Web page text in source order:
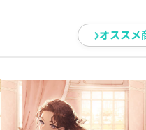
オススメ